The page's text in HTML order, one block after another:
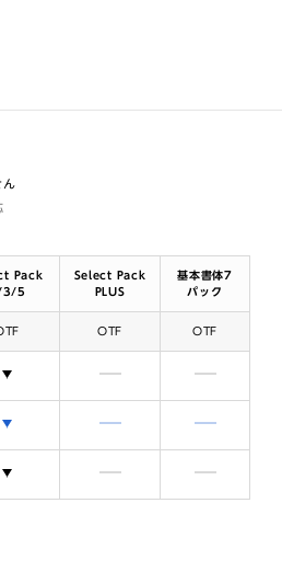
ん
Pack
3/5
Select Pack
PLUS
基本書体7
パック
OTF OTF
含まれません 含まれません
含まれません 含まれません
含まれません 含まれません